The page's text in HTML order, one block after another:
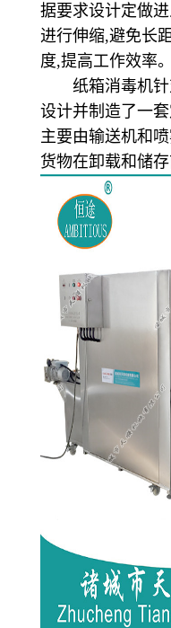
据要求设计定做
进行伸缩,避免长
度,提高工作效率。
纸箱消毒机针
设计并制造了一
主要由输送机和
货物在卸载和储存